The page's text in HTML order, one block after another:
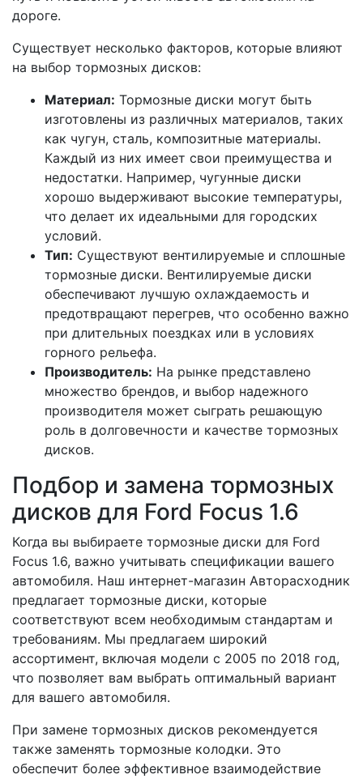
дороге.
Существует несколько факторов, которые влияют
на выбор тормозных дисков:
Материал: Тормозные диски могут быть
изготовлены из различных материалов, таких
как чугун, сталь, композитные материалы.
Каждый из них имеет свои преимущества и
недостатки. Например, чугунные диски
хорошо выдерживают высокие температуры,
что делает их идеальными для городских
условий.
Тип: Существуют вентилируемые и сплошные
тормозные диски. Вентилируемые диски
обеспечивают лучшую охлаждаемость и
предотвращают перегрев, что особенно важно
при длительных поездках или в условиях
горного рельефа.
Производитель: На рынке представлено
множество брендов, и выбор надежного
производителя может сыграть решающую
роль в долговечности и качестве тормозных
дисков.
Подбор и замена тормозных
дисков для Ford Focus 1.6
Когда вы выбираете тормозные диски для Ford
Focus 1.6, важно учитывать спецификации вашего
автомобиля. Наш интернет-магазин Авторасходник
предлагает тормозные диски, которые
соответствуют всем необходимым стандартам и
требованиям. Мы предлагаем широкий
ассортимент, включая модели с 2005 по 2018 год,
что позволяет вам выбрать оптимальный вариант
для вашего автомобиля.
При замене тормозных дисков рекомендуется
также заменять тормозные колодки. Это
обеспечит более эффективное взаимодействие